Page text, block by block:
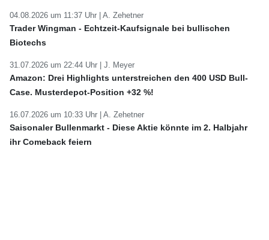
04.08.2026 um 11:37 Uhr | A. Zehetner
Trader Wingman - Echtzeit-Kaufsignale bei bullischen
Biotechs
31.07.2026 um 22:44 Uhr | J. Meyer
Amazon: Drei Highlights unterstreichen den 400 USD Bull-
Case. Musterdepot-Position +32 %!
16.07.2026 um 10:33 Uhr | A. Zehetner
Saisonaler Bullenmarkt - Diese Aktie könnte im 2. Halbjahr
ihr Comeback feiern